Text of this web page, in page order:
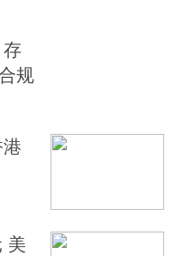
规
美